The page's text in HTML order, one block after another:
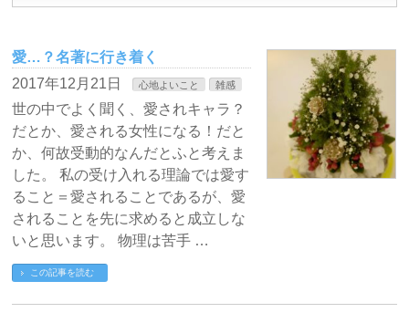
愛…？名著に行き着く
2017年12月21日
心地よいこと 雑感
世の中でよく聞く、愛されキャラ？
だとか、愛される女性になる！だと
か、何故受動的なんだとふと考えま
した。 私の受け入れる理論では愛す
ること＝愛されることであるが、愛
されることを先に求めると成立しな
いと思います。 物理は苦手 …
この記事を読む